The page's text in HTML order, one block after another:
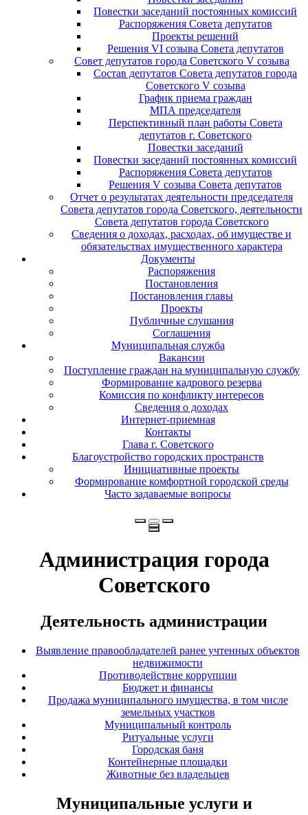
Повестки заседаний постоянных комиссий
Распоряжения Совета депутатов
Проекты решений
Решения VI созыва Совета депутатов
Совет депутатов города Советского V созыва
Состав депутатов Совета депутатов города
Советского V созыва
График приема граждан
МПА председателя
Перспективный план работы Совета
депутатов г. Советского
Повестки заседаний
Повестки заседаний постоянных комиссий
Распоряжения Совета депутатов
Решения V созыва Совета депутатов
Отчет о результатах деятельности председателя
Совета депутатов города Советского, деятельности
Совета депутатов города Советского
Сведения о доходах, расходах, об имуществе и
обязательствах имущественного характера
Документы
Распоряжения
Постановления
Постановления главы
Проекты
Публичные слушания
Соглашения
Муниципальная служба
Вакансии
Поступление граждан на муниципальную службу
Формирование кадрового резерва
Комиссия по конфликту интересов
Сведения о доходах
Интернет-приемная
Контакты
Глава г. Советского
Благоустройство городских пространств
Инициативные проекты
Формирование комфортной городской среды
Часто задаваемые вопросы
Администрация города
Советского
Деятельность администрации
Выявление правообладателей ранее учтенных объектов
недвижимости
Противодействие коррупции
Бюджет и финансы
Продажа муниципального имущества, в том числе
земельных участков
Муниципальный контроль
Ритуальные услуги
Городская баня
Контейнерные площадки
Животные без владельцев
Муниципальные услуги и